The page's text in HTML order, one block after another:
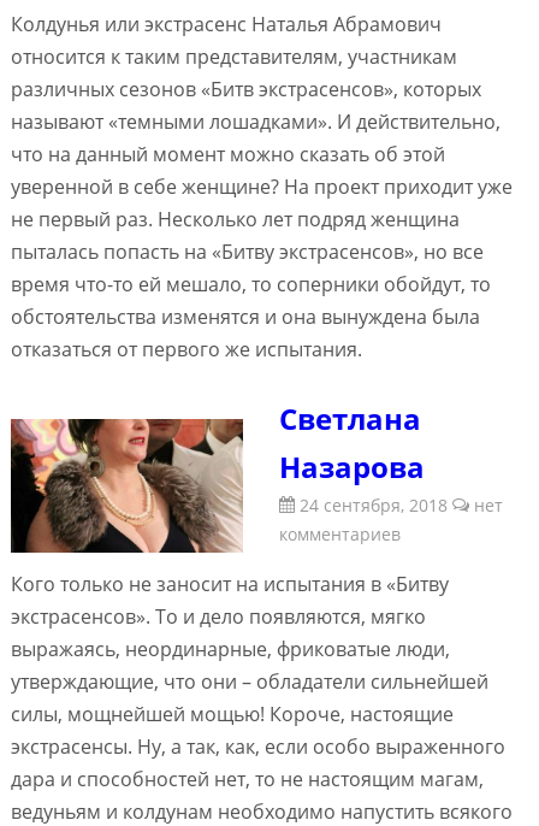
Колдунья или экстрасенс Наталья Абрамович
относится к таким представителям, участникам
различных сезонов «Битв экстрасенсов», которых
называют «темными лошадками». И действительно,
что на данный момент можно сказать об этой
уверенной в себе женщине? На проект приходит уже
не первый раз. Несколько лет подряд женщина
пыталась попасть на «Битву экстрасенсов», но все
время что-то ей мешало, то соперники обойдут, то
обстоятельства изменятся и она вынуждена была
отказаться от первого же испытания.
Светлана
Назарова
24 сентября, 2018
нет
комментариев
Кого только не заносит на испытания в «Битву
экстрасенсов». То и дело появляются, мягко
выражаясь, неординарные, фриковатые люди,
утверждающие, что они – обладатели сильнейшей
силы, мощнейшей мощью! Короче, настоящие
экстрасенсы. Ну, а так, как, если особо выраженного
дара и способностей нет, то не настоящим магам,
ведуньям и колдунам необходимо напустить всякого